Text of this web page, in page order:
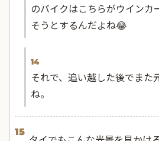
のバイクはこちらがウインカ
そうとするんだよね😂
14
それで、追い越した後でまた
ね。
15